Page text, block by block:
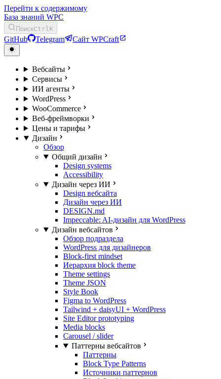
Перейти к содержимому
База знаний WPC
ПоискCtrlK
GitHub Telegram Сайт WPCraft
Вебсайты
Сервисы
ИИ агенты
WordPress
WooCommerce
Веб-фреймворки
Цены и тарифы
Дизайн
Обзор
Общий дизайн
Design systems
Accessibility
Дизайн через ИИ
Design вебсайта
Дизайн через ИИ
DESIGN.md
Impeccable: AI-дизайн для WordPress
Дизайн вебсайтов
Обзор подраздела
WordPress для дизайнеров
Block-first mindset
Иерархия block theme
Theme settings
Theme JSON
Style Book
Figma to WordPress
Tailwind + daisyUI + WordPress
Site Editor prototyping
Media blocks
Carousel / slider
Паттерны вебсайтов
Паттерны
Block Type Patterns
Источники паттернов